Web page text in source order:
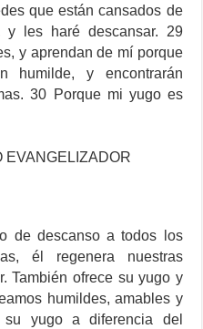
que están cansados de
y les haré descansar. 29
y aprendan de mí porque
humilde, y encontrarán
30 Porque mi yugo es
EVANGELIZADOR
de descanso a todos los
él regenera nuestras
También ofrece su yugo y
humildes, amables y
su yugo a diferencia del